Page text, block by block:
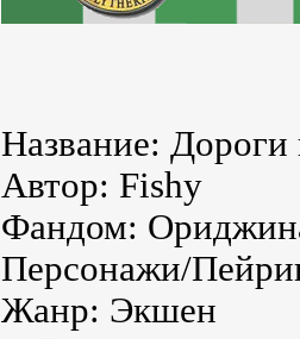
Название:
Автор: Fishy
Фандом:
Персонажи/
Жанр: Экшен